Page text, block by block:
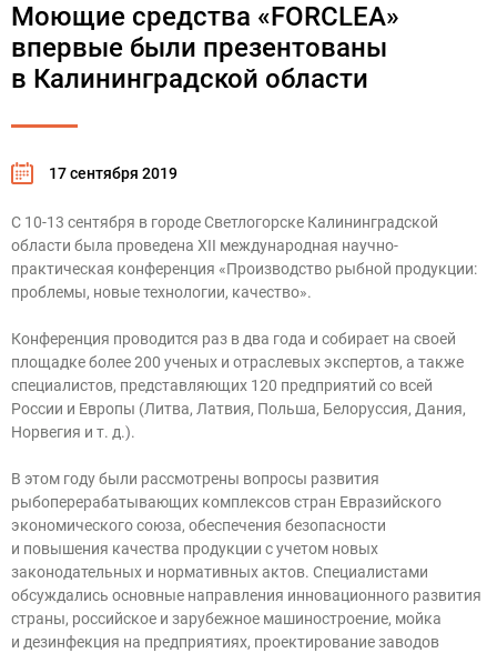
Моющие средства «FORCLEA»
впервые были презентованы
в Калининградской области
17 сентября 2019
С 10-13 сентября в городе Светлогорске Калининградской
области была проведена XII международная научно-
практическая конференция «Производство рыбной продукции:
проблемы, новые технологии, качество».
Конференция проводится раз в два года и собирает на своей
площадке более 200 ученых и отраслевых экспертов, а также
специалистов, представляющих 120 предприятий со всей
России и Европы (Литва, Латвия, Польша, Белоруссия, Дания,
Норвегия и т. д.).
В этом году были рассмотрены вопросы развития
рыбоперерабатывающих комплексов стран Евразийского
экономического союза, обеспечения безопасности
и повышения качества продукции с учетом новых
законодательных и нормативных актов. Специалистами
обсуждались основные направления инновационного развития
страны, российское и зарубежное машиностроение, мойка
и дезинфекция на предприятиях, проектирование заводов